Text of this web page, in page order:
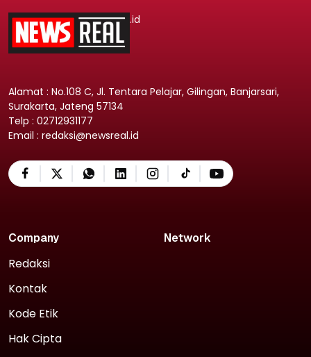
.id
Alamat : No.108 C, Jl. Tentara Pelajar, Gilingan, Banjarsari,
Surakarta, Jateng 57134
Telp : 02712931177
Email : redaksi@newsreal.id
Company
Redaksi
Kontak
Kode Etik
Hak Cipta
Network